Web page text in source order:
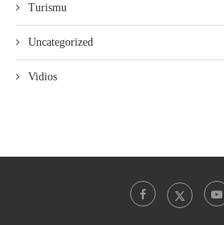
Turismu
Uncategorized
Vidios